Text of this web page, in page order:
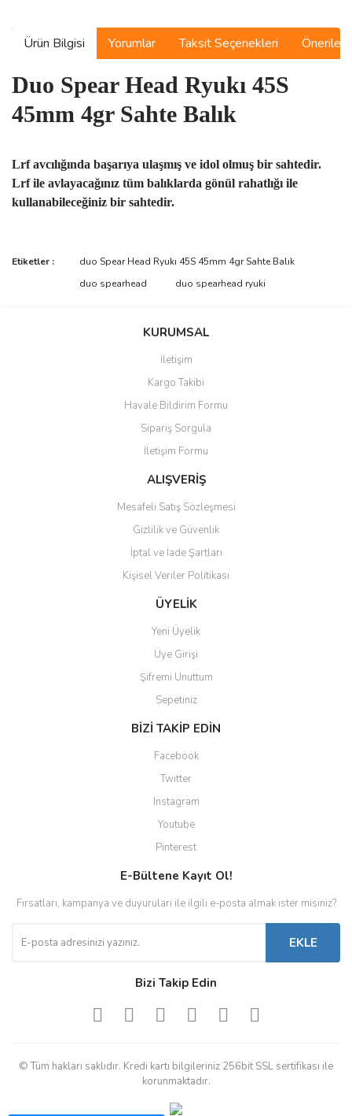
Ürün Bilgisi Yorumlar Taksit Seçenekleri
Duo Spear Head Ryukı 45S
45mm 4gr Sahte Balık
Lrf avcılığında başarıya ulaşmış ve idol olmuş bir sahtedir.
Lrf ile avlayacağınız tüm balıklarda gönül rahatlığı ile
kullanabileceğiniz bir sahtedir.
Bu ürüne ilk yorumu siz yapın!
Yorum Yaz
Bu ürünün fiyat bilgisi, resim, ürün açıklamalarında ve diğer
tarafımıza iletebilirsiniz.
Ürün açıklamasında eksik bilgiler bulunuyor.
Ürün bilgilerinde hatalar bulunuyor.
Ürün fiyatı diğer sitelerden daha pahalı.
Bu ürüne benzer farklı alternatifler olmalı.
Gönder
Etiketler :
duo Spear Head Ryukı 45S 45mm 4gr Sahte Balık
duo spearhead
duo spearhead ryuki
KURUMSAL
İletişim
Kargo Takibi
Havale Bildirim Formu
Sipariş Sorgula
İletişim Formu
ALIŞVERİŞ
Mesafeli Satış Sözleşmesi
Gizlilik ve Güvenlik
İptal ve İade Şartları
Kişisel Veriler Politikası
ÜYELİK
Yeni Üyelik
Üye Girişi
Şifremi Unuttum
Sepetiniz
BİZİ TAKİP EDİN
Facebook
Twitter
Instagram
Youtube
Pinterest
E-Bültene Kayıt Ol!
Fırsatları, kampanya ve duyuruları ile ilgili e-posta almak ister misiniz?
EKLE
Bizi Takip Edin
© Tüm hakları saklıdır. Kredi kartı bilgileriniz 256bit SSL sertifikası ile
korunmaktadır.